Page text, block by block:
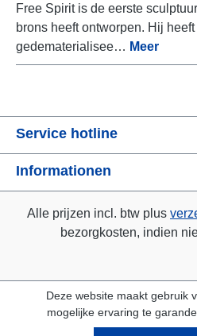
Free Spirit is de eerste
brons heeft ontworpen. Hij
gedematerialisee… Meer
Service hotline
Informationen
Alle prijzen incl. btw plus
bezorgkosten, indien
Deze website maakt gebruik
mogelijke ervaring te